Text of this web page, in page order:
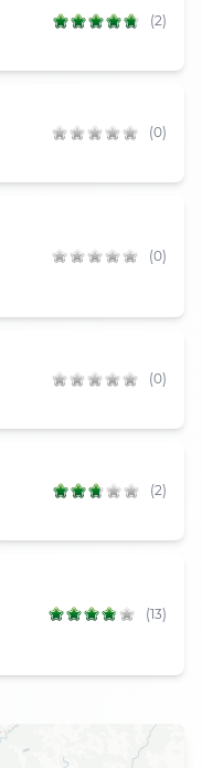
(2)
(0)
(0)
(0)
(2)
(13)